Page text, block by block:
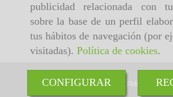
publicidad relacionada con
sobre la base de un perfil
tus hábitos de navegación (por
visitadas). Política de cookies.
CONFIGURAR
Inicio Aviso Legal Política de